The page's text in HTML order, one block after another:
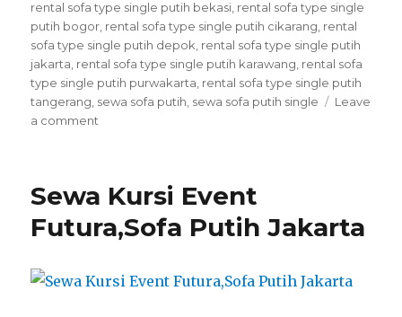
rental sofa type single putih bekasi rental sofa type single
putih bogor rental sofa type single putih cikarang rental
sofa type single putih depok rental sofa type single putih
jakarta rental sofa type single putih karawang rental sofa
type single putih purwakarta rental sofa type single putih
tangerang sewa sofa putih sewa sofa putih single
Leave
a comment
Type
Putih
Sewa Kursi Event
Futura,Sofa Putih Jakarta